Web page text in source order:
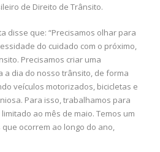
de Direito de Trânsito.
disse que: “Precisamos olhar para
do cuidado com o próximo,
Precisamos criar uma
a dia do nosso trânsito, de forma
veículos motorizados, bicicletas e
Para isso, trabalhamos para
ao mês de maio. Temos um
ocorrem ao longo do ano,